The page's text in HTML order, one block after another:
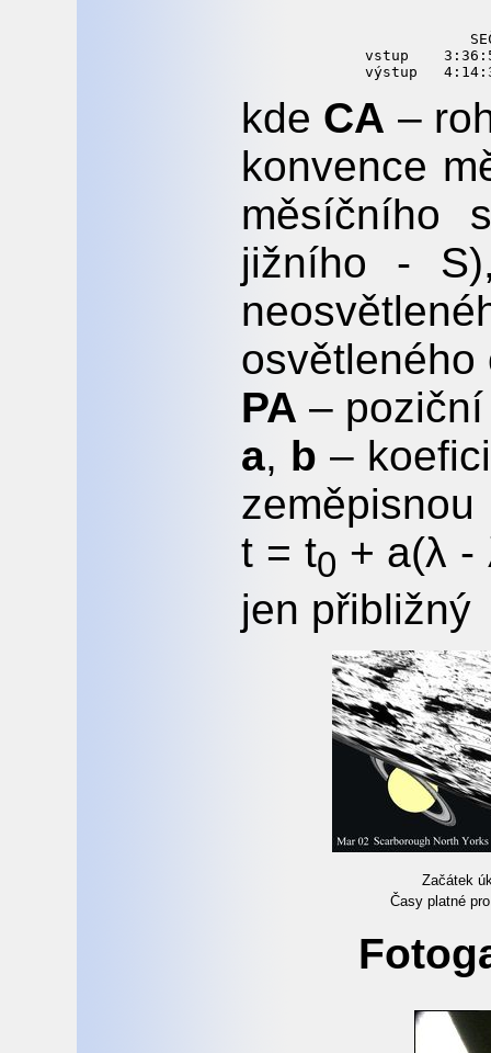
vstup
kde CA –
konvence
měsíčního
jižního -
PA –
a, b –
t = t0 + a(λ -
jen přibližný
Začátek
Časy platné